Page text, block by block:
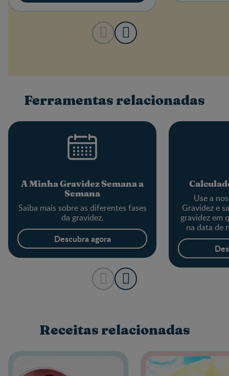
Ferramentas relacionadas
A Minha Gravidez Semana a
Semana
Saiba mais sobre as diferentes fases
da gravidez.
Descubra agora
Use a
Gravidez e
gravidez em
na data de
Planeie a
Receitas relacionadas